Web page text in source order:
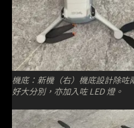
機底：新機（右）機底設計除
好大分別，亦加入咗 LED 燈。